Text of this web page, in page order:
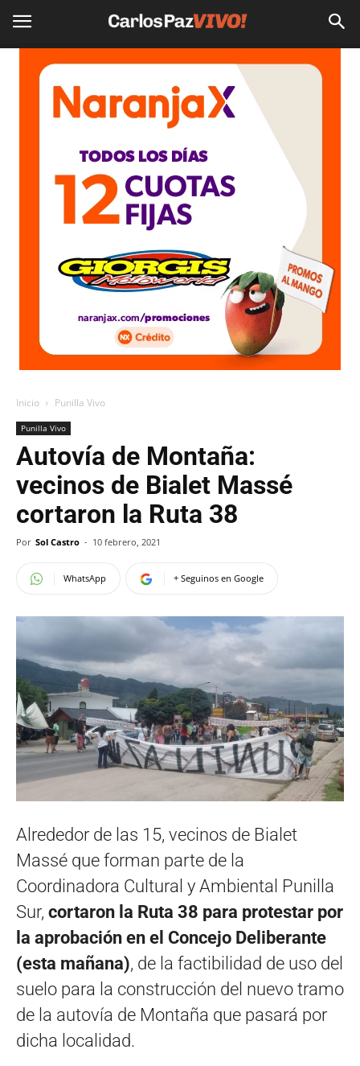
Inicio Punilla Vivo
Punilla Vivo
Autovía de Montaña:
vecinos de Bialet Massé
cortaron la Ruta 38
Por Sol Castro - 10 febrero, 2021
WhatsApp + Seguinos en Google
Alrededor de las 15, vecinos de Bialet
Massé que forman parte de la
Coordinadora Cultural y Ambiental Punilla
Sur, cortaron la Ruta 38 para protestar por
la aprobación en el Concejo Deliberante
(esta mañana), de la factibilidad de uso del
suelo para la construcción del nuevo tramo
de la autovía de Montaña que pasará por
dicha localidad.